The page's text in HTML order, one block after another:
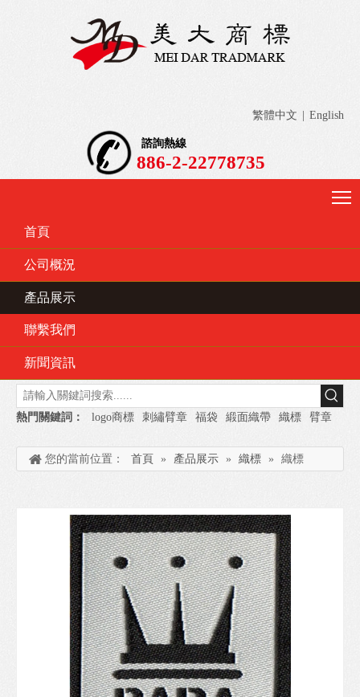
繁體中文 English
諮詢熱線
886-2-22778735
首頁
公司概況
產品展示
聯繫我們
新聞資訊
熱門關鍵詞： logo商標 刺繡臂章 福袋 緞面織帶 織標 臂章
您的當前位置： 首頁 » 產品展示 » 織標 » 織標